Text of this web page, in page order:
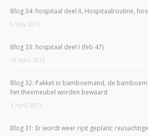
Blog 34: hospitaal deel II, Hospitaalroutine,
9 May, 2013
Blog 33: hospitaal deel I (feb 47)
19 April, 2013
Blog 32: Pakket in bamboemand, de
het theemeubel worden bewaard
3 April, 2013
Blog 31: Er wordt weer rijst geplant;